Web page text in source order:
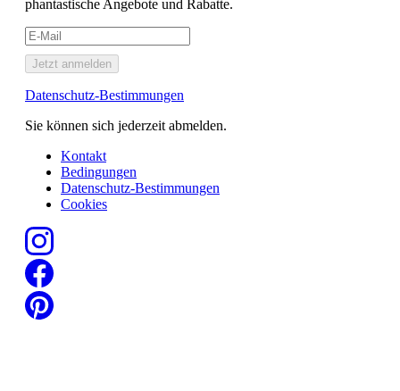
phantastische Angebote und Rabatte.
Jetzt anmelden
Datenschutz-Bestimmungen
Sie können sich jederzeit abmelden.
Kontakt
Bedingungen
Datenschutz-Bestimmungen
Cookies